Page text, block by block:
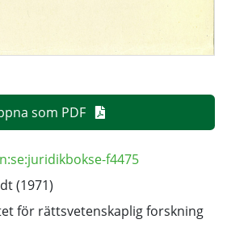
som PDF
f4475
(1971)
för rättsvetenskaplig forskning